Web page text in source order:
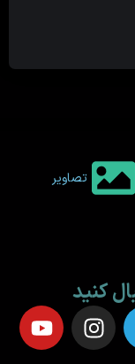
تصاویر
کنید